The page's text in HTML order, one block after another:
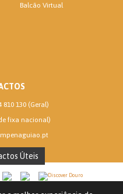
Balcão Virtual
810 130 (Geral)
fixa nacional)
Úteis